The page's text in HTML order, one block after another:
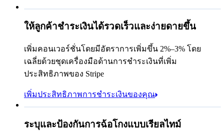
ข้อมูลติดต่อ
วิธีการชำระเงิน
Cash App Pay
ให้ลูกค้าชำระเงินได้รวดเร็วและง่ายดายขึ้น
เพิ่มคอนเวอร์ชั่นโดยมีอัตราการเพิ่มขึ้น 2%–3% โดย
เฉลี่ยด้วยชุดเครื่องมือด้านการชำระเงินที่เพิ่ม
ประสิทธิภาพของ Stripe
เพิ่มประสิทธิภาพการชำระเงินของคุณ
ระบุและป้องกันการฉ้อโกงแบบเรียลไทม์